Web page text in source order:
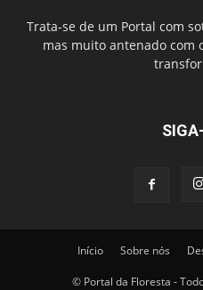
Trata-se de um Portal com
mas muito antenado com
Início Sobre nós
© Portal da Floresta -